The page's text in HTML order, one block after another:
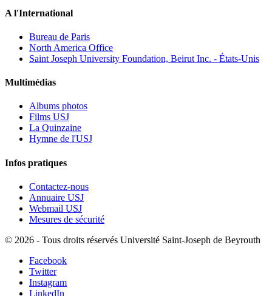
A l'International
Bureau de Paris
North America Office
Saint Joseph University Foundation, Beirut Inc. - États-Unis
Multimédias
Albums photos
Films USJ
La Quinzaine
Hymne de l'USJ
Infos pratiques
Contactez-nous
Annuaire USJ
Webmail USJ
Mesures de sécurité
© 2026 - Tous droits réservés Université Saint-Joseph de Beyrouth
Facebook
Twitter
Instagram
LinkedIn